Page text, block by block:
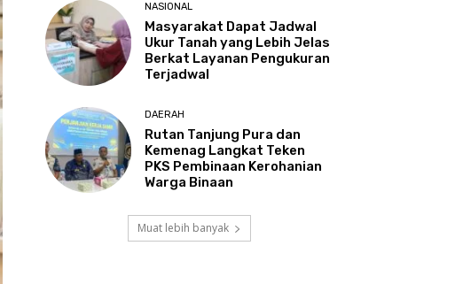
NASIONAL
Masyarakat Dapat Jadwal
Ukur Tanah yang Lebih Jelas
Berkat Layanan Pengukuran
Terjadwal
DAERAH
Rutan Tanjung Pura dan
Kemenag Langkat Teken
PKS Pembinaan Kerohanian
Warga Binaan
Muat lebih banyak